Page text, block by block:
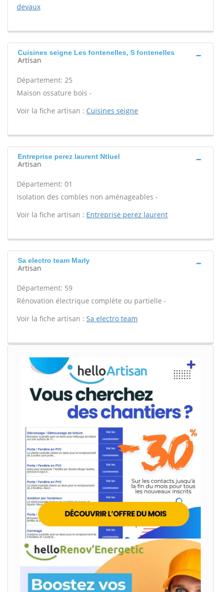
devaux
Cuisines seigne Les fontenelles, S fontenelles
Artisan
Département: 25
Maison ossature bois -
Voir la fiche artisan : Cuisines seigne
Entreprise perez laurent Ntluel
Artisan
Département: 01
Isolation des combles non aménageables -
Voir la fiche artisan : Entreprise perez laurent
Sa electro team Marly
Artisan
Département: 59
Rénovation électrique complète ou partielle -
Voir la fiche artisan : Sa electro team